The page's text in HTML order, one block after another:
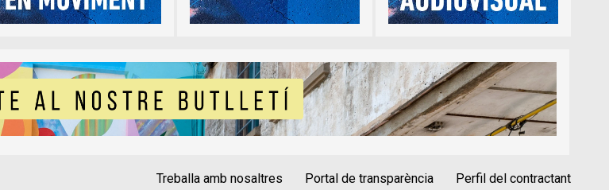
Treballa amb nosaltres
Portal de transparència Perfil del contractant